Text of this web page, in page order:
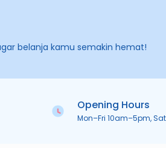
belanja kamu semakin hemat!
Opening Hours
Mon–Fri 10am–5pm,